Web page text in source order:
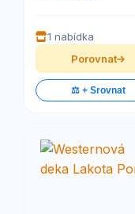
1 nabídka
Porovnat
⚖️ + Srovnat